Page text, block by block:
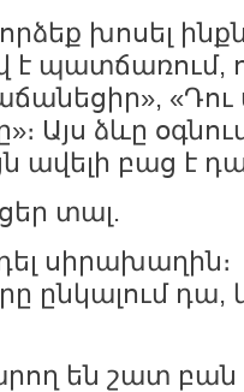
խոսել
է պատճառում,
Այս ձևը
ավելի բաց է
տալ.
սիրախաղին։
ընկալում դա,
են շատ բան